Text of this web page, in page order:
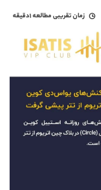
زمان تقریبی مطالعه۱دقیقه